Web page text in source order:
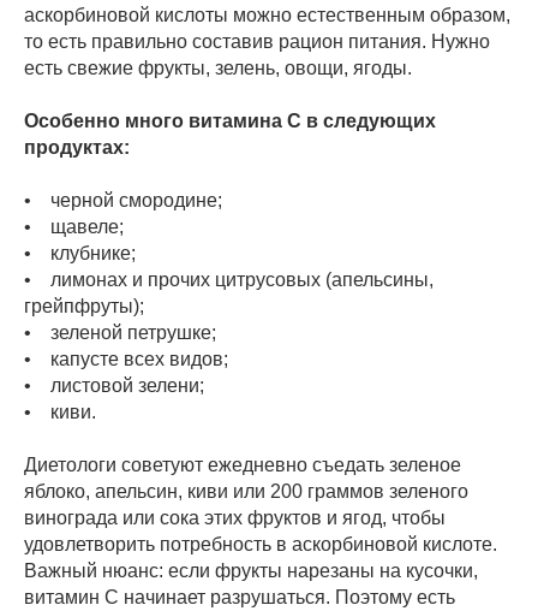
аскорбиновой кислоты можно естественным образом,
то есть правильно составив рацион питания. Нужно
есть свежие фрукты, зелень, овощи, ягоды.
Особенно много витамина С в следующих
продуктах:
• черной смородине;
• щавеле;
• клубнике;
• лимонах и прочих цитрусовых (апельсины,
грейпфруты);
• зеленой петрушке;
• капусте всех видов;
• листовой зелени;
• киви.
Диетологи советуют ежедневно съедать зеленое
яблоко, апельсин, киви или 200 граммов зеленого
винограда или сока этих фруктов и ягод, чтобы
удовлетворить потребность в аскорбиновой кислоте.
Важный нюанс: если фрукты нарезаны на кусочки,
витамин С начинает разрушаться. Поэтому есть